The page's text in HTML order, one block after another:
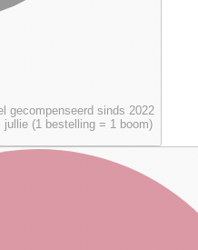
gecompenseerd sinds 2022
jullie (1 bestelling = 1 boom)